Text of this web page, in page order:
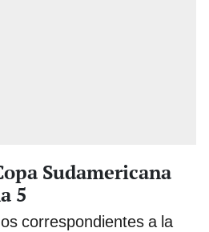
Sudamericana
5
correspondientes a la